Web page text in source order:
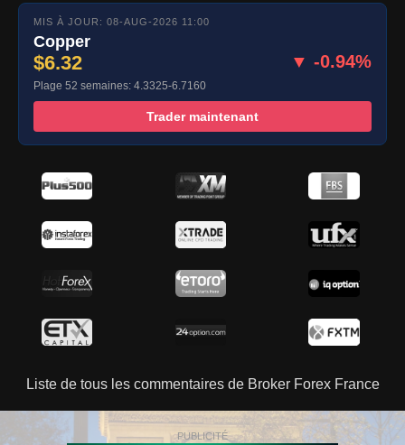
MIS À JOUR: 08-AUG-2026 11:00
Copper
$6.32 ▼ -0.94%
Plage 52 semaines: 4.3325-6.7160
Trader maintenant
Liste de tous les commentaires de Broker Forex France
PUBLICITÉ